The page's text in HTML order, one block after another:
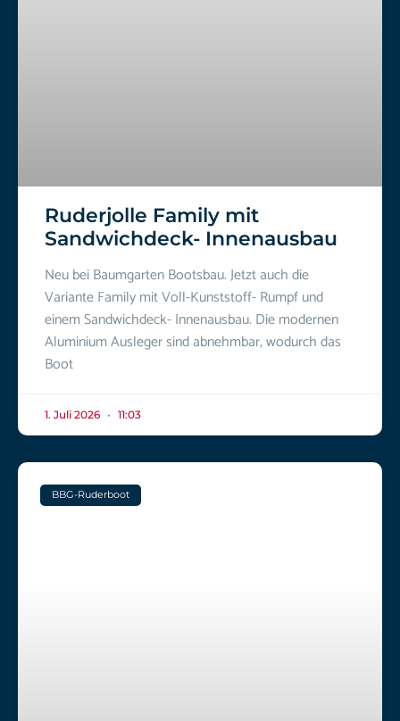
Ruderjolle Family mit
Sandwichdeck- Innenausbau
Neu bei Baumgarten Bootsbau. Jetzt auch die
Variante Family mit Voll-Kunststoff- Rumpf und
einem Sandwichdeck- Innenausbau. Die modernen
Aluminium Ausleger sind abnehmbar, wodurch das
Boot
1. Juli 2026 11:03
BBG-Ruderboot